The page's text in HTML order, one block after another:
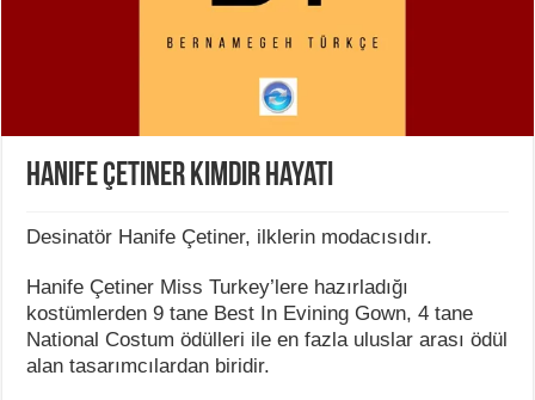
Hanife Çetiner Kimdir Hayatı
Desinatör Hanife Çetiner, ilklerin modacısıdır.
Hanife Çetiner Miss Turkey’lere hazırladığı
kostümlerden 9 tane Best In Evining Gown, 4 tane
National Costum ödülleri ile en fazla uluslar arası ödül
alan tasarımcılardan biridir.